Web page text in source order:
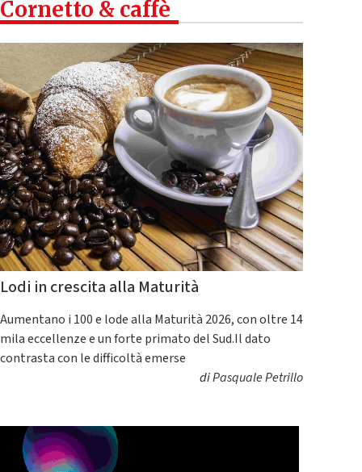
Cornetto & caffè
Lodi in crescita alla Maturità
Aumentano i 100 e lode alla Maturità 2026, con oltre 14
mila eccellenze e un forte primato del Sud.Il dato
contrasta con le difficoltà emerse
diPasquale Petrillo